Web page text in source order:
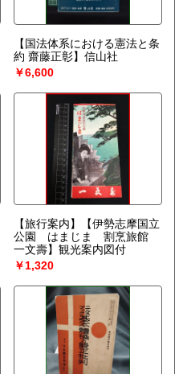
【国法体系における憲法と条
約 齋藤正彰】信山社
￥6,600
【旅行案内】【伊勢志摩国立
公園 はまじま 割烹旅館
一文壽】観光案内図付
￥1,320